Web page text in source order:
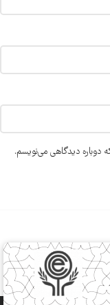
دوباره دیدگاهی می‌نویسم.